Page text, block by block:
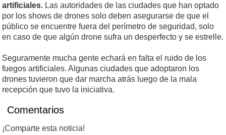
artificiales. Las autoridades de las ciudades que han optado
por los shows de drones solo deben asegurarse de que el
público se encuentre fuera del perímetro de seguridad, solo
en caso de que algún drone sufra un desperfecto y se estrelle.
Seguramente mucha gente echará en falta el ruido de los
fuegos artificiales. Algunas ciudades que adoptaron los
drones tuvieron que dar marcha atrás luego de la mala
recepción que tuvo la iniciativa.
Comentarios
¡Comparte esta noticia!